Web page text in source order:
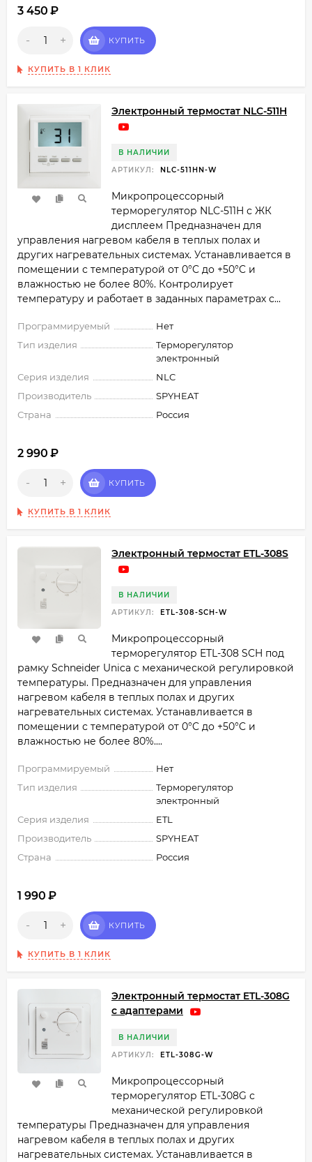
3 450 ₽
- + КУПИТЬ
КУПИТЬ В 1 КЛИК
Электронный термостат NLC-511H
В НАЛИЧИИ
АРТИКУЛ:
NLC-511HN-W
Микропроцессорный
терморегулятор NLC-511H с ЖК
дисплеем Предназначен для
управления нагревом кабеля в теплых полах и
других нагревательных системах. Устанавливается в
помещении с температурой от 0°C до +50°C и
влажностью не более 80%. Контролирует
температуру и работает в заданных параметрах с...
Программируемый
Нет
Тип изделия
Терморегулятор
электронный
Серия изделия
NLC
Производитель
SPYHEAT
Страна
Россия
2 990 ₽
- + КУПИТЬ
КУПИТЬ В 1 КЛИК
Электронный термостат ETL-308S
В НАЛИЧИИ
АРТИКУЛ:
ETL-308-SCH-W
Микропроцессорный
терморегулятор ETL-308 SCH под
рамку Schneider Unica с механической регулировкой
температуры. Предназначен для управления
нагревом кабеля в теплых полах и других
нагревательных системах. Устанавливается в
помещении с температурой от 0°C​ до +50°C​ и
влажностью не более 80%....
Программируемый
Нет
Тип изделия
Терморегулятор
электронный
Серия изделия
ETL
Производитель
SPYHEAT
Страна
Россия
1 990 ₽
- + КУПИТЬ
КУПИТЬ В 1 КЛИК
Электронный термостат ETL-308G
с адаптерами
В НАЛИЧИИ
АРТИКУЛ:
ETL-308G-W
Микропроцессорный
терморегулятор ETL-308G с
механической регулировкой
температуры Предназначен для управления
нагревом кабеля в теплых полах и других
нагревательных системах. Устанавливается в